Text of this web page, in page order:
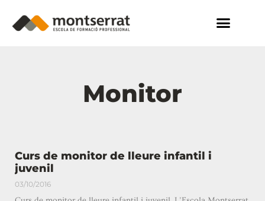
Monitor
Curs de monitor de lleure infantil i
juvenil
03/10/2016